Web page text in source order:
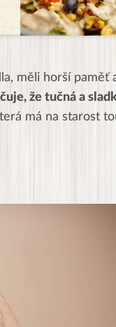
měli horší paměť
že tučná a
má na starost